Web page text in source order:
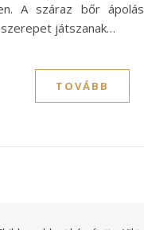
A száraz bőr
játszanak…
TOVÁBB